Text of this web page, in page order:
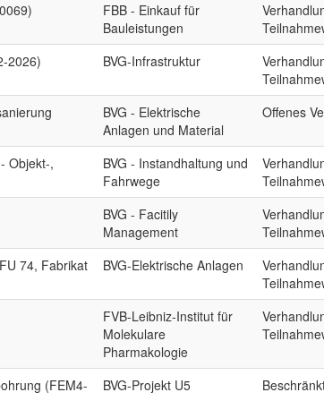
FBB - Einkauf für
Bauleistungen
2026) BVG-Infrastruktur
BVG - Elektrische
Anlagen und Material
Offenes
Objekt-,
BVG - Instandhaltung und
Fahrwege
BVG - Facitily
Management
74, Fabrikat
BVG-Elektrische Anlagen
FVB-Leibniz-Institut für
Molekulare
Pharmakologie
(FEM4-
BVG-Projekt U5